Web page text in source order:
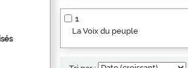
1
La Voix du peuple